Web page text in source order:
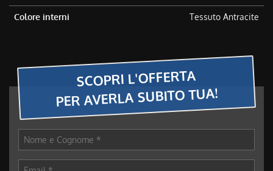
Colore interni Tessuto Antracite
SCOPRI L'OFFERTA
PER AVERLA SUBITO TUA!